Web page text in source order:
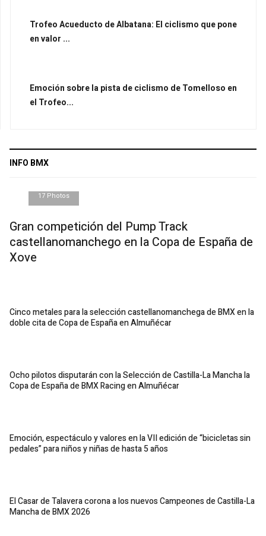
Trofeo Acueducto de Albatana: El ciclismo que pone
en valor ...
Emoción sobre la pista de ciclismo de Tomelloso en
el Trofeo...
INFO BMX
17 Photos
Gran competición del Pump Track
castellanomanchego en la Copa de España de
Xove
Cinco metales para la selección castellanomanchega de BMX en la
doble cita de Copa de España en Almuñécar
Ocho pilotos disputarán con la Selección de Castilla-La Mancha la
Copa de España de BMX Racing en Almuñécar
Emoción, espectáculo y valores en la VII edición de “bicicletas sin
pedales” para niños y niñas de hasta 5 años
El Casar de Talavera corona a los nuevos Campeones de Castilla-La
Mancha de BMX 2026